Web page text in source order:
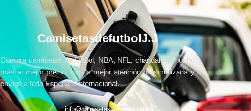
CamisetasdefutbolJ.J
Compra camisetas de Fútbol, NBA, NFL, chandals y mucho
más al mejor precio, con la mejor atención personalizada y
envíos a toda España e internacional.
info@camisetasdefutbolj.com